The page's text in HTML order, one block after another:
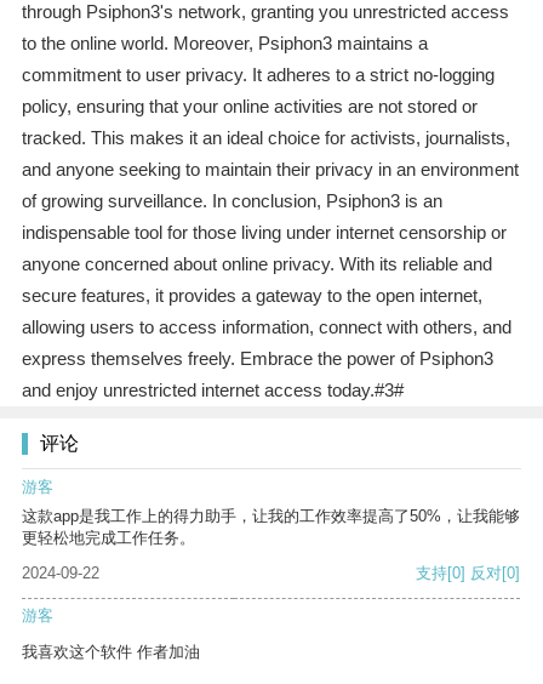
through Psiphon3's network, granting you unrestricted access
to the online world. Moreover, Psiphon3 maintains a
commitment to user privacy. It adheres to a strict no-logging
policy, ensuring that your online activities are not stored or
tracked. This makes it an ideal choice for activists, journalists,
and anyone seeking to maintain their privacy in an environment
of growing surveillance. In conclusion, Psiphon3 is an
indispensable tool for those living under internet censorship or
anyone concerned about online privacy. With its reliable and
secure features, it provides a gateway to the open internet,
allowing users to access information, connect with others, and
express themselves freely. Embrace the power of Psiphon3
and enjoy unrestricted internet access today.#3#
评论
游客
这款app是我工作上的得力助手，让我的工作效率提高了50%，让我能够
更轻松地完成工作任务。
2024-09-22
支持[0] 反对[0]
游客
我喜欢这个软件 作者加油